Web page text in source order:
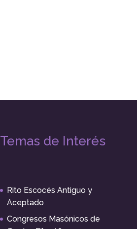
Temas de Interés
Rito Escocés Antiguo y
Aceptado
Congresos Masónicos de